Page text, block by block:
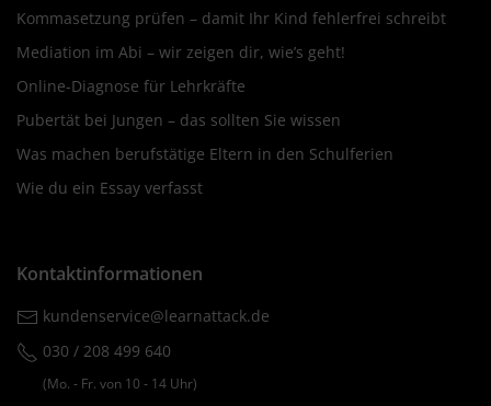
Kommasetzung prüfen – damit Ihr Kind fehlerfrei schreibt
Mediation im Abi – wir zeigen dir, wie’s geht!
Online-Diagnose für Lehrkräfte
Pubertät bei Jungen – das sollten Sie wissen
Was machen berufstätige Eltern in den Schulferien
Wie du ein Essay verfasst
Kontaktinformationen
kundenservice@learnattack.de
030 / 208 499 640
(Mo. ‐ Fr. von 10 ‐ 14 Uhr)